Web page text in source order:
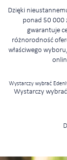
Dzięki
ponad 50 000
gwarantuje
różnorodność
właściwego
Wystarczy wybrać
Wystarczy